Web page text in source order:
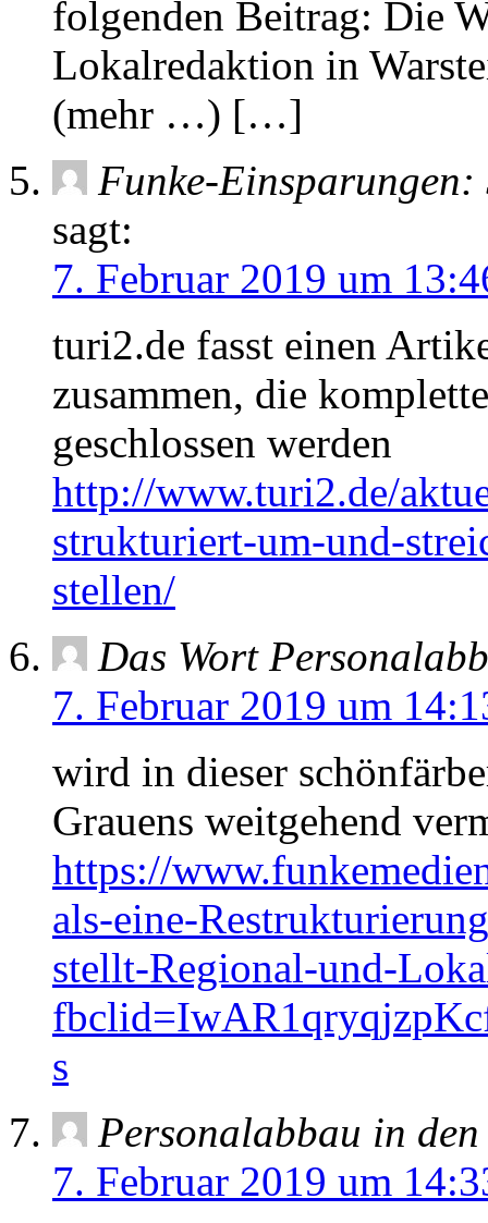
folgenden Beitrag: Die
Lokalredaktion in
(mehr …) […]
Funke-Einsparungen:
sagt:
7. Februar 2019 um
turi2.de fasst einen
zusammen, die
geschlossen werden
http://www.turi2.de/
strukturiert-um-und-
stellen/
Das Wort
7. Februar 2019 um
wird in dieser
Grauens weitgehend
https://
als-eine-
stellt-Regional-und-
s
Personalabbau in
7. Februar 2019 um